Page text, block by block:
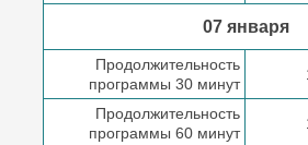
07 января
Продолжительность
программы 30 минут
Продолжительность
программы 60 минут